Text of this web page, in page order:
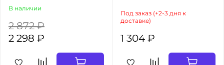
В наличии
2 872 ₽
2 298 ₽
Под заказ (+2-3 дня к
доставке)
1 304 ₽